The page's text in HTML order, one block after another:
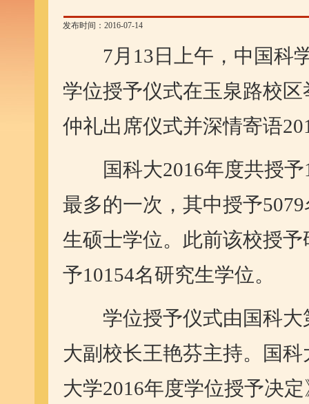
发布时间：2016-07-14
7月13日上午，中国科学
学位授予仪式在玉泉路校
仲礼出席仪式并深情寄语
国科大2016年度共授予
最多的一次，其中授予
生硕士学位。此前该校授
予10154名研究生学位。
学位授予仪式由国科大
大副校长王艳芬主持。国
大学2016年度学位授予决